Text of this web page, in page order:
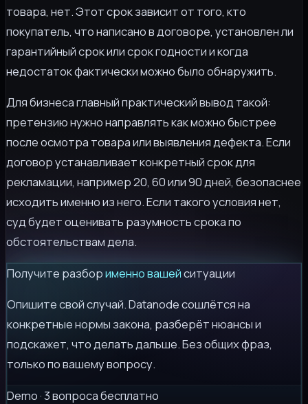
товара, нет. Этот срок зависит от того, кто
покупатель, что написано в договоре, установлен ли
гарантийный срок или срок годности и когда
недостаток фактически можно было обнаружить.
Для бизнеса главный практический вывод такой:
претензию нужно направлять как можно быстрее
после осмотра товара или выявления дефекта. Если
договор устанавливает конкретный срок для
рекламации, например 20, 60 или 90 дней, безопаснее
исходить именно из него. Если такого условия нет,
суд будет оценивать разумность срока по
обстоятельствам дела.
Получите разборименно вашейситуации
Опишите свой случай. Datanode сошлётся на
конкретные нормы закона, разберёт нюансы и
подскажет, что делать дальше. Без общих фраз,
только по вашему вопросу.
Demo · 3 вопроса бесплатно